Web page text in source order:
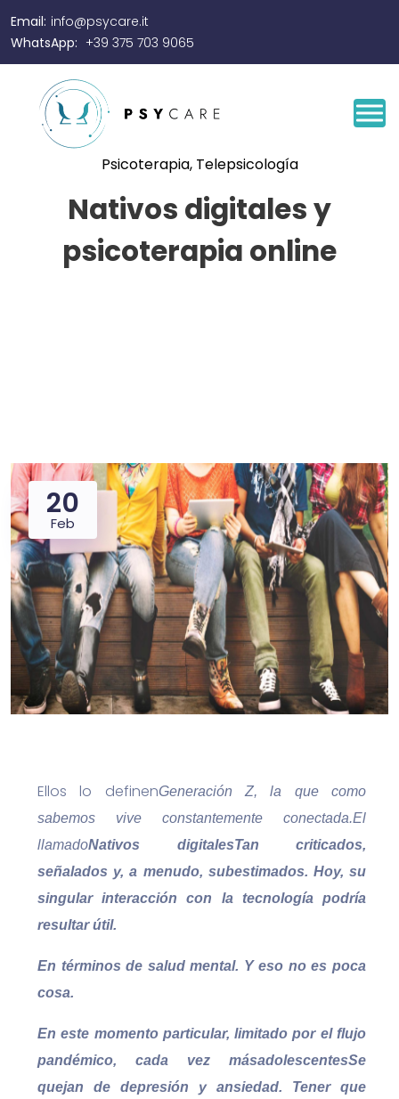
Email: info@psycare.it
WhatsApp: +39 375 703 9065
Psicoterapia, Telepsicología
Nativos digitales y
psicoterapia online
20
Feb
Ellos lo definenGeneración Z, la que como
sabemos vive constantemente conectada.El
llamadoNativos digitalesTan criticados,
señalados y, a menudo, subestimados. Hoy, su
singular interacción con la tecnología podría
resultar útil.
En términos de salud mental. Y eso no es poca
cosa.
En este momento particular, limitado por el flujo
pandémico, cada vez másadolescentesSe
quejan de depresión y ansiedad. Tener que